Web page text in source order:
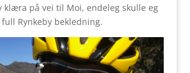
klæra på vei til Moi, endeleg skulle eg
Rynkeby bekledning.